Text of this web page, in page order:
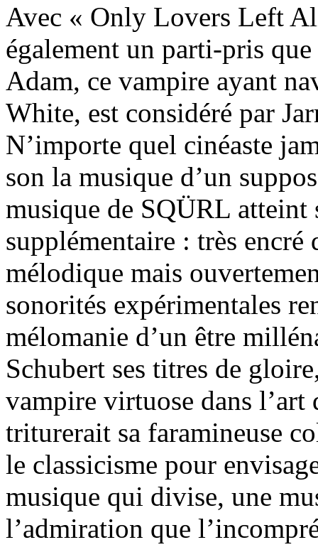
Avec « Only Lovers Left
également un parti-pris que
Adam, ce vampire ayant
White, est considéré par
N’importe quel cinéaste
son la musique d’un
musique de SQÜRL atteint
supplémentaire : très encré
mélodique mais
sonorités expérimentales
mélomanie d’un être
Schubert ses titres de
vampire virtuose dans
triturerait sa faramineuse
le classicisme pour
musique qui divise, une
l’admiration que